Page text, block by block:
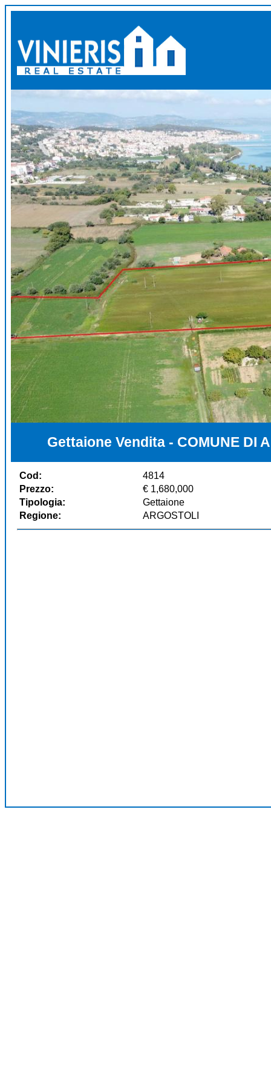
Gettaione Vendita - COMUNE DI
Cod:
4814
Prezzo:
€ 1,680,000
Tipologia:
Gettaione
Regione:
ARGOSTOLI